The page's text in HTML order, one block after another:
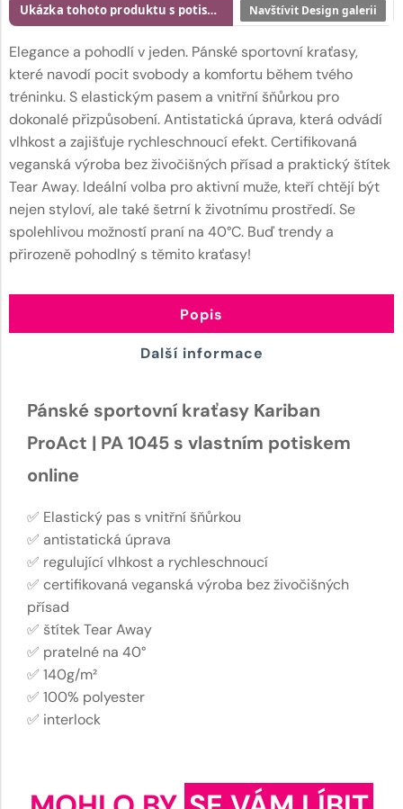
Elegance a pohodlí v jeden. Pánské sportovní kraťasy,
které navodí pocit svobody a komfortu během tvého
tréninku. S elastickým pasem a vnitřní šňůrkou pro
dokonalé přizpůsobení. Antistatická úprava, která odvádí
vlhkost a zajišťuje rychleschnoucí efekt. Certifikovaná
veganská výroba bez živočišných přísad a praktický štítek
Tear Away. Ideální volba pro aktivní muže, kteří chtějí být
nejen styloví, ale také šetrní k životnímu prostředí. Se
spolehlivou možností praní na 40°C. Buď trendy a
přirozeně pohodlný s těmito kraťasy!
Ukázka tohoto produktu s potiskem Navštívit Design galerii
Popis
Další informace
Pánské sportovní kraťasy Kariban
ProAct | PA 1045 s vlastním potiskem
online
✅ Elastický pas s vnitřní šňůrkou
✅ antistatická úprava
✅ regulující vlhkost a rychleschnoucí
✅ certifikovaná veganská výroba bez živočišných
přísad
✅ štítek Tear Away
✅ pratelné na 40°
✅ 140g/m²
✅ 100% polyester
✅ interlock